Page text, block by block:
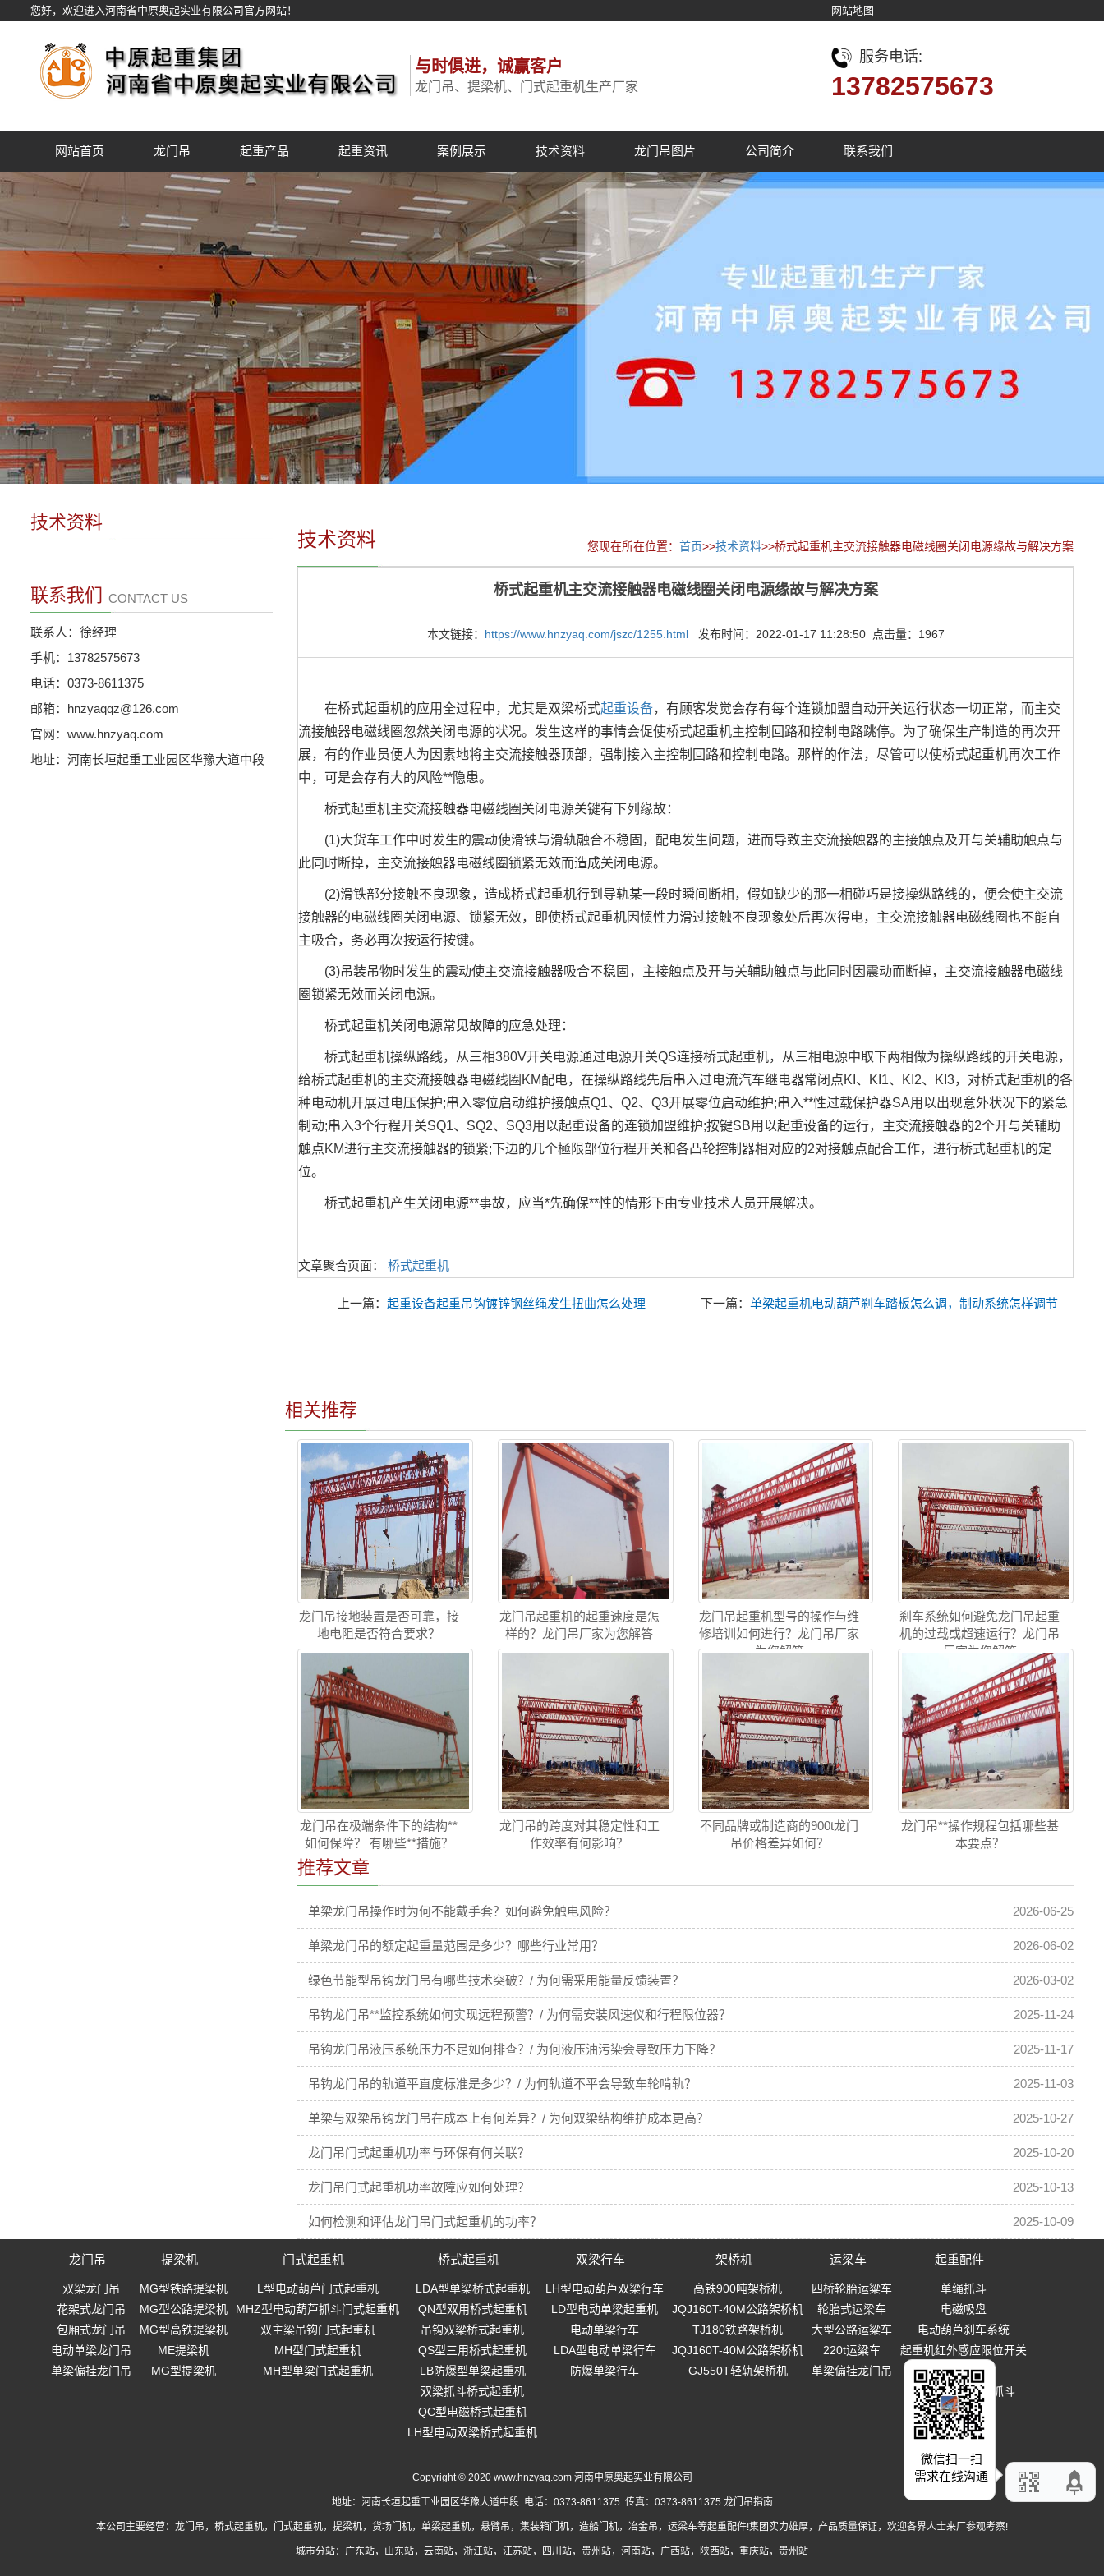
您好，欢迎进入河南省中原奥起实业有限公司官方网站！ 网站地图
与时俱进，诚赢客户
龙门吊、提梁机、门式起重机生产厂家
服务电话:
13782575673
网站首页 龙门吊 起重产品 起重资讯 案例展示 技术资料 龙门吊图片 公司简介 联系我们
技术资料 您现在所在位置： 首页>>技术资料>>桥式起重机主交流接触器电磁线圈关闭电源缘故与解决方案
桥式起重机主交流接触器电磁线圈关闭电源缘故与解决方案
本文链接： https://www.hnzyaq.com/jszc/1255.html发布时间：2022-01-17 11:28:50 点击量：1967
在桥式起重机的应用全过程中，尤其是双梁桥式起重设备，有顾客发觉会存有每个连锁加盟自动开关运行状态一切正常，而主交
流接触器电磁线圈忽然关闭电源的状况。发生这样的事情会促使桥式起重机主控制回路和控制电路跳停。为了确保生产制造的再次开
展，有的作业员便人为因素地将主交流接触器顶部，强制接入主控制回路和控制电路。那样的作法，尽管可以使桥式起重机再次工作
中，可是会存有大的风险**隐患。
桥式起重机主交流接触器电磁线圈关闭电源关键有下列缘故：
(1)大货车工作中时发生的震动使滑铁与滑轨融合不稳固，配电发生问题，进而导致主交流接触器的主接触点及开与关辅助触点与
此同时断掉，主交流接触器电磁线圈锁紧无效而造成关闭电源。
(2)滑铁部分接触不良现象，造成桥式起重机行到导轨某一段时瞬间断相，假如缺少的那一相碰巧是接操纵路线的，便会使主交流
接触器的电磁线圈关闭电源、锁紧无效，即使桥式起重机因惯性力滑过接触不良现象处后再次得电，主交流接触器电磁线圈也不能自
主吸合，务必再次按运行按键。
(3)吊装吊物时发生的震动使主交流接触器吸合不稳固，主接触点及开与关辅助触点与此同时因震动而断掉，主交流接触器电磁线
圈锁紧无效而关闭电源。
桥式起重机关闭电源常见故障的应急处理：
桥式起重机操纵路线，从三相380V开关电源通过电源开关QS连接桥式起重机，从三相电源中取下两相做为操纵路线的开关电源，
给桥式起重机的主交流接触器电磁线圈KM配电，在操纵路线先后串入过电流汽车继电器常闭点KI、KI1、KI2、KI3，对桥式起重机的各
种电动机开展过电压保护;串入零位启动维护接触点Q1、Q2、Q3开展零位启动维护;串入**性过载保护器SA用以出现意外状况下的紧急
制动;串入3个行程开关SQ1、SQ2、SQ3用以起重设备的连锁加盟维护;按键SB用以起重设备的运行，主交流接触器的2个开与关辅助
触点KM进行主交流接触器的锁紧;下边的几个極限部位行程开关和各凸轮控制器相对应的2对接触点配合工作，进行桥式起重机的定
位。
桥式起重机产生关闭电源**事故，应当*先确保**性的情形下由专业技术人员开展解决。
文章聚合页面： 桥式起重机
上一篇： 起重设备起重吊钩镀锌钢丝绳发生扭曲怎么处理 下一篇：单梁起重机电动葫芦刹车踏板怎么调，制动系统怎样调节
相关推荐
龙门吊接地装置是否可靠，接
地电阻是否符合要求？
龙门吊起重机的起重速度是怎
样的？龙门吊厂家为您解答
龙门吊起重机型号的操作与维
修培训如何进行？龙门吊厂家
为您解答
刹车系统如何避免龙门吊起重
机的过载或超速运行？龙门吊
厂家为您解答
龙门吊在极端条件下的结构**
如何保障？ 有哪些**措施？
龙门吊的跨度对其稳定性和工
作效率有何影响？
不同品牌或制造商的900t龙门
吊价格差异如何？
龙门吊**操作规程包括哪些基
本要点？
推荐文章
单梁龙门吊操作时为何不能戴手套？如何避免触电风险？ 2026-06-25
单梁龙门吊的额定起重量范围是多少？哪些行业常用？ 2026-06-02
绿色节能型吊钩龙门吊有哪些技术突破？/ 为何需采用能量反馈装置？ 2026-03-02
吊钩龙门吊**监控系统如何实现远程预警？/ 为何需安装风速仪和行程限位器？ 2025-11-24
吊钩龙门吊液压系统压力不足如何排查？/ 为何液压油污染会导致压力下降？ 2025-11-17
吊钩龙门吊的轨道平直度标准是多少？/ 为何轨道不平会导致车轮啃轨？ 2025-11-03
单梁与双梁吊钩龙门吊在成本上有何差异？/ 为何双梁结构维护成本更高？ 2025-10-27
龙门吊门式起重机功率与环保有何关联？ 2025-10-20
龙门吊门式起重机功率故障应如何处理？ 2025-10-13
如何检测和评估龙门吊门式起重机的功率？ 2025-10-09
技术资料
联系我们 CONTACT US
联系人：徐经理
手机：13782575673
电话：0373-8611375
邮箱：hnzyaqqz@126.com
官网：www.hnzyaq.com
地址：河南长垣起重工业园区华豫大道中段
龙门吊
双梁龙门吊
花架式龙门吊
包厢式龙门吊
电动单梁龙门吊
单梁偏挂龙门吊
提梁机
MG型铁路提梁机
MG型公路提梁机
MG型高铁提梁机
ME提梁机
MG型提梁机
门式起重机
L型电动葫芦门式起重机
MHZ型电动葫芦抓斗门式起重机
双主梁吊钩门式起重机
MH型门式起重机
MH型单梁门式起重机
桥式起重机
LDA型单梁桥式起重机
QN型双用桥式起重机
吊钩双梁桥式起重机
QS型三用桥式起重机
LB防爆型单梁起重机
双梁抓斗桥式起重机
QC型电磁桥式起重机
LH型电动双梁桥式起重机
双梁行车
LH型电动葫芦双梁行车
LD型电动单梁起重机
电动单梁行车
LDA型电动单梁行车
防爆单梁行车
架桥机
高铁900吨架桥机
JQJ160T-40M公路架桥机
TJ180铁路架桥机
JQJ160T-40M公路架桥机
GJ550T轻轨架桥机
运梁车
四桥轮胎运粱车
轮胎式运梁车
大型公路运粱车
220t运粱车
单梁偏挂龙门吊
起重配件
单绳抓斗
电磁吸盘
电动葫芦刹车系统
起重机红外感应限位开关
起重吊钩
多瓣式机械设备抓斗
微信扫一扫
需求在线沟通
Copyright © 2020 www.hnzyaq.com 河南中原奥起实业有限公司
地址：河南长垣起重工业园区华豫大道中段 电话：0373-8611375 传真：0373-8611375 龙门吊指南
本公司主要经营： 龙门吊 ， 桥式起重机， 门式起重机，提梁机，货场门机，单梁起重机，悬臂吊，集装箱门机，造船门机，冶金吊，运梁车等起重配件!集团实力雄厚，产品质量保证，欢迎各界人士来厂参观考察!
城市分站： 广东站， 山东站， 云南站， 浙江站， 江苏站， 四川站， 贵州站， 河南站， 广西站， 陕西站， 重庆站， 贵州站